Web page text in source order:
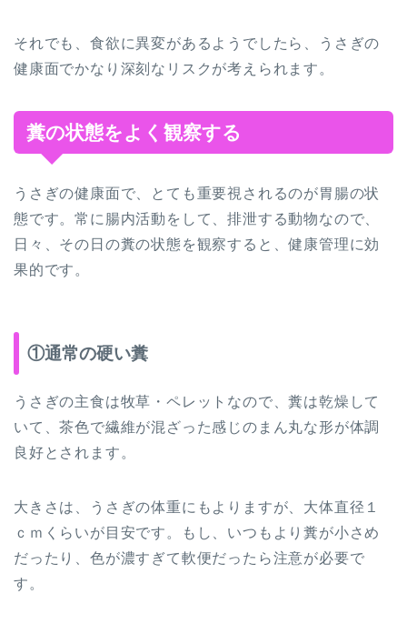
それでも、食欲に異変があるようでしたら、うさぎの
健康面でかなり深刻なリスクが考えられます。
糞の状態をよく観察する
うさぎの健康面で、とても重要視されるのが胃腸の状
態です。常に腸内活動をして、排泄する動物なので、
日々、その日の糞の状態を観察すると、健康管理に効
果的です。
①通常の硬い糞
うさぎの主食は牧草・ペレットなので、糞は乾燥して
いて、茶色で繊維が混ざった感じのまん丸な形が体調
良好とされます。
大きさは、うさぎの体重にもよりますが、大体直径１
ｃｍくらいが目安です。もし、いつもより糞が小さめ
だったり、色が濃すぎて軟便だったら注意が必要で
す。